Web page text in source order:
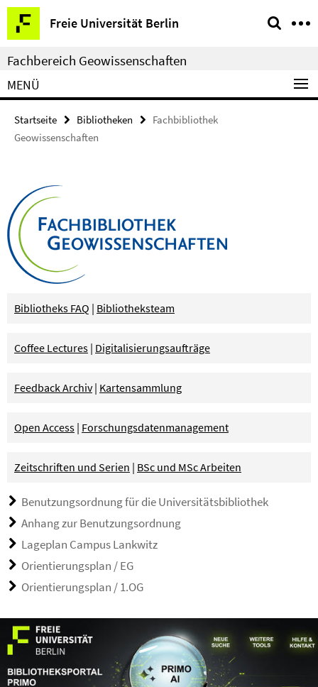
Springe
direkt
zu
Inhalt
Freie Universität Berlin
Service-
Navigation
Fachbereich Geowissenschaften
MENÜ
Startseite Bibliotheken
Fachbibliothek
Geowissenschaften
Bibliotheks FAQ | Bibliotheksteam
Coffee Lectures | Digitalisierungsaufträge
Feedback Archiv | Kartensammlung
Open Access | Forschungsdatenmanagement
Zeitschriften und Serien | BSc und MSc Arbeiten
Benutzungsordnung für die Universitätsbibliothek
Anhang zur Benutzungsordnung
Lageplan Campus Lankwitz
Orientierungsplan / EG
Orientierungsplan / 1.OG